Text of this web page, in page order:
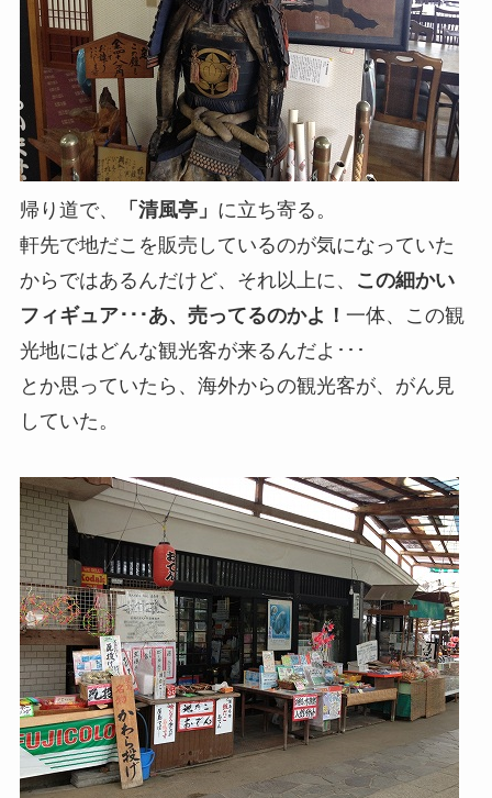
帰り道で、 「清風亭」 に立ち寄る。
軒先で地だこを販売しているのが気になっていた
からではあるんだけど、それ以上に、
この細かい
フィギュア･･･あ、売ってるのかよ！ 一体、この観
光地にはどんな観光客が来るんだよ･･･
とか思っていたら、海外からの観光客が、がん見
していた。